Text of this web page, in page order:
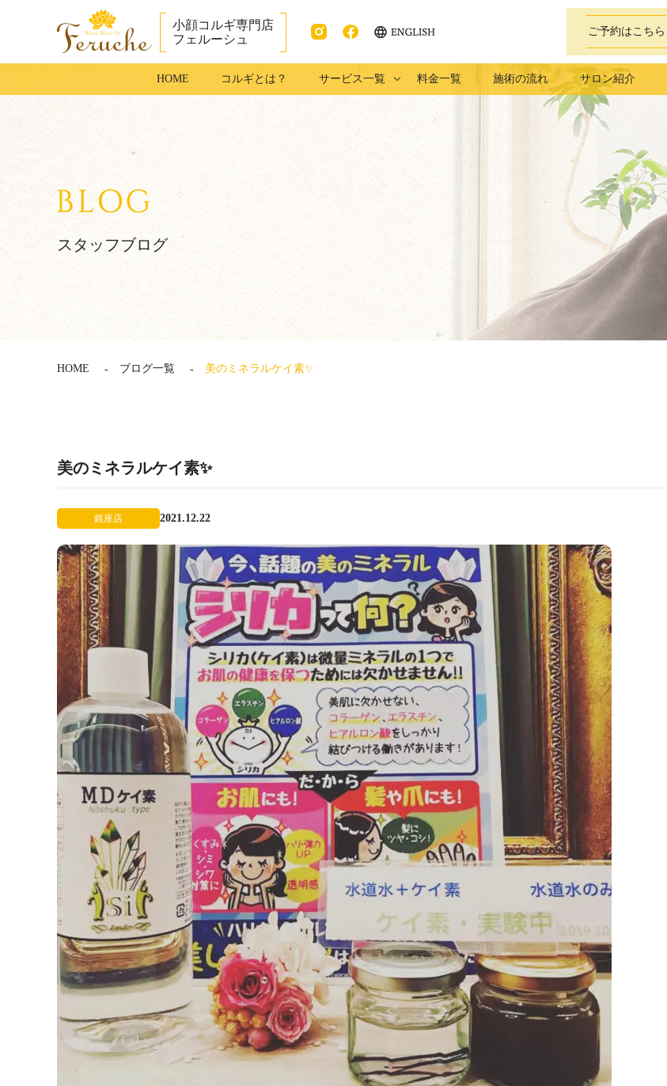
成田市で小顔コ
小顔コルギ専門店
フェルーシュ
ram
ook
ご予約はこちら
HOME コルギとは？ サービス一覧 料金一覧 施術の流れ サロン紹介
スタッフブログ
HOME ブログ一覧 美のミネラルケイ素✨
美のミネラルケイ素✨
銀座店 2021.12.22